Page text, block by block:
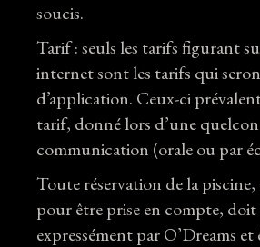
soucis.
Tarif : seuls les tarifs figurant
internet sont les tarifs qui
d’application. Ceux-ci
tarif, donné lors d’une
communication (orale ou par
Toute réservation de la piscine,
pour être prise en compte, doit
expressément par O’Dreams et